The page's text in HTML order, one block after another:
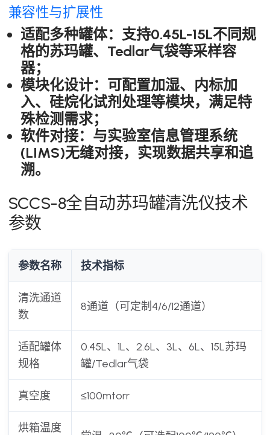
兼容性与扩展性
适配多种罐体：支持0.45L-15L不同规
格的苏玛罐、Tedlar气袋等采样容
器；
模块化设计：可配置加湿、内标加
入、硅烷化试剂处理等模块，满足特
殊检测需求；
软件对接：与实验室信息管理系统
(LIMS)无缝对接，实现数据共享和追
溯。
SCCS-8全自动苏玛罐清洗仪技术
参数
参数名称 技术指标
清洗通道
数
8通道（可定制4/6/12通道）
适配罐体
规格
0.45L、1L、2.6L、3L、6L、15L苏玛
罐/Tedlar气袋
真空度 ≤100mtorr
烘箱温度